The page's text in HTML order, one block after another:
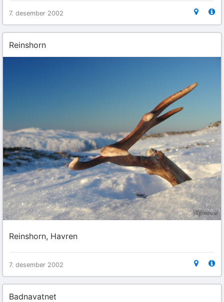
7. desember 2002
Reinshorn
Reinshorn, Havren
7. desember 2002
Badnavatnet